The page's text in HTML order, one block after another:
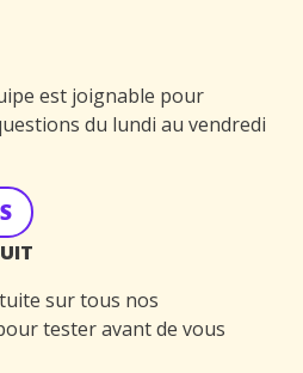
est joignable pour
du lundi au vendredi
sur tous nos
tester avant de vous